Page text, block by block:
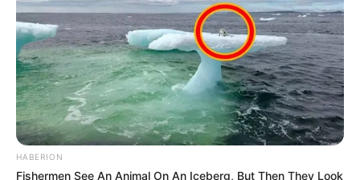
favorables. Par conséquent, il mérite seulement une
attention limitée.
Les impasses possibles du Quinté+ PMU
PLAY à Cabourg
10 IQUITO PLANCHETTE – 12 IN LOVE REGLISSE
10 IQUITO PLANCHETTE
HABERION
Fishermen See An Animal On An Iceberg, But Then They Look